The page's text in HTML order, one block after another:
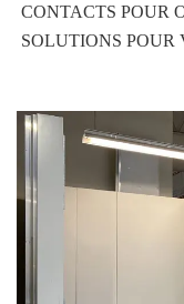
CONTACTS POUR
SOLUTIONS